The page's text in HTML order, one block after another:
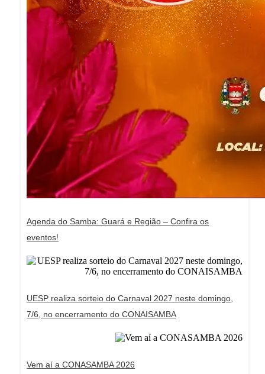
Agenda do Samba: Guará e Região – Confira os
eventos!
UESP realiza sorteio do Carnaval 2027 neste domingo,
7/6, no encerramento do CONAISAMBA
Vem aí a CONASAMBA 2026